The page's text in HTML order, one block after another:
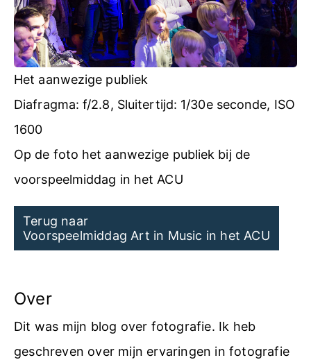
Het aanwezige publiek
Diafragma: f/2.8, Sluitertijd: 1/30e seconde, ISO
1600
Op de foto het aanwezige publiek bij de
voorspeelmiddag in het ACU
Post
navigation
Terug naar
Voorspeelmiddag Art in Music in het ACU
Over
Dit was mijn blog over fotografie. Ik heb
geschreven over mijn ervaringen in fotografie